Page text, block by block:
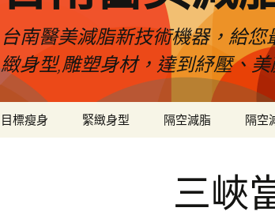
台南醫美減脂新技術機器，給
緻身型,雕塑身材，達到紓壓、
目標瘦身 緊緻身型 隔空減脂 隔空
三峽